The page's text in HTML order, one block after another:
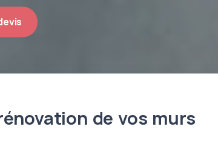
de vos murs